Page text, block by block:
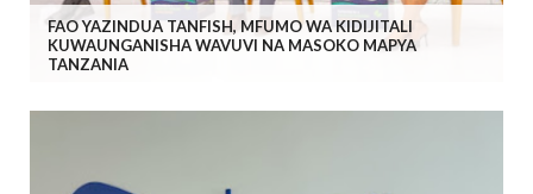
FAO YAZINDUA TANFISH, MFUMO WA KIDIJITALI
KUWAUNGANISHA WAVUVI NA MASOKO MAPYA
TANZANIA